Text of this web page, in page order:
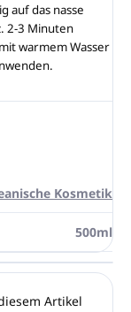
auf das nasse
2-3 Minuten
warmem Wasser
Kosmetik
500ml
Artikel